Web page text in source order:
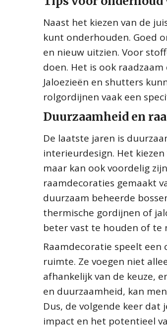
Naast het kiezen van de
kunt onderhouden. Goed
en nieuw uitzien. Voor
doen. Het is ook
Jaloezieën en shutters
rolgordijnen vaak een
Duurzaamheid en
De laatste jaren is
interieurdesign. Het
maar kan ook voordelig
raamdecoraties gemaakt
duurzaam beheerde
thermische gordijnen of
beter vast te houden of te
Raamdecoratie speelt
ruimte. Ze voegen niet
afhankelijk van de keuze,
en duurzaamheid, kan
Dus, de volgende keer
impact en het potentieel